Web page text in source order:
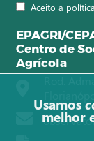
Aceito a
EPAGRI/
Centro de
Agrícola
Usamos
melhor